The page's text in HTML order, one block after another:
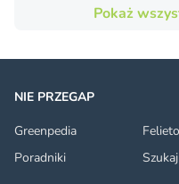
Pokaż
NIE PRZEGAP
Greenpedia
Poradniki
Szukaj